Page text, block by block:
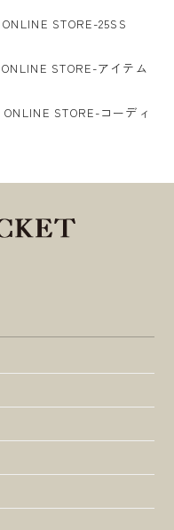
STORE-25SS
STORE-アイテム
STORE-コーディ